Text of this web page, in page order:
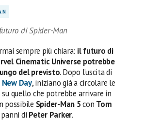
di Spider-Man
sempre più chiara: il futuro di
Cinematic Universe potrebbe
del previsto. Dopo l’uscita di
Day, iniziano già a circolare le
quello che potrebbe arrivare in
possibile Spider-Man 5con Tom
di Peter Parker.